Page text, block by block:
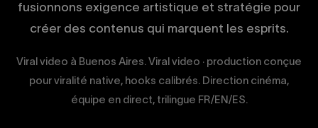
fusionnons exigence artistique et stratégie pour
créer des contenus qui marquent les esprits.
Viral video à Buenos Aires. Viral video · production conçue
pour viralité native, hooks calibrés. Direction cinéma,
équipe en direct, trilingue FR/EN/ES.